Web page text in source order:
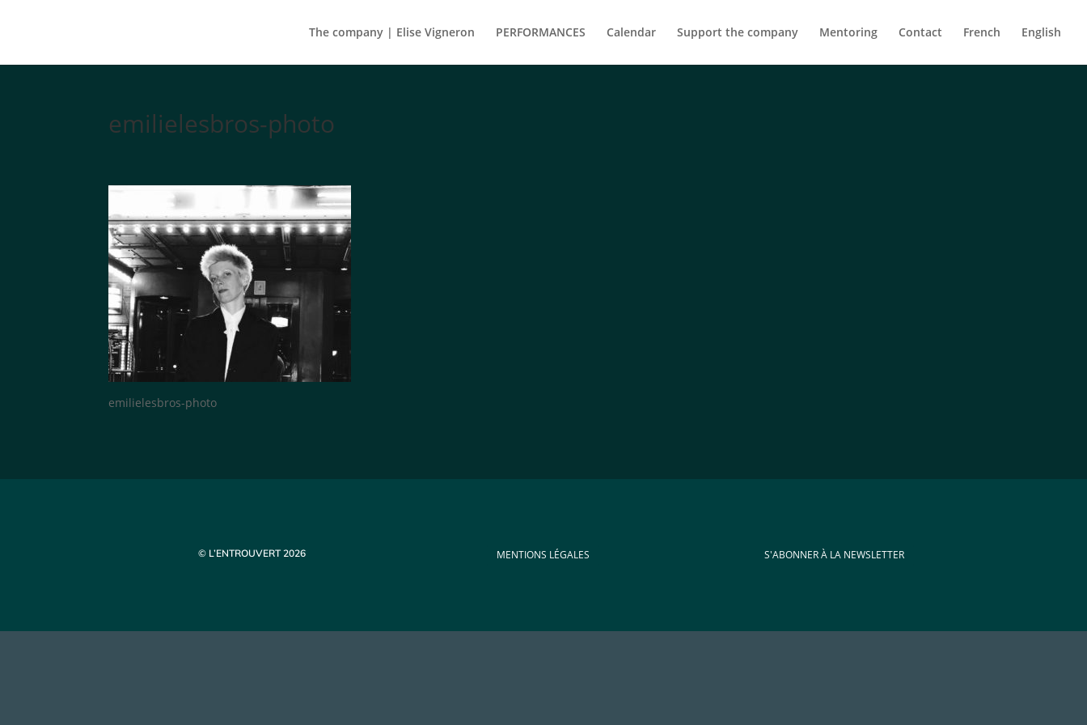
The company | Elise Vigneron PERFORMANCES Calendar Support the company Mentoring Contact French English
emilielesbros-photo
emilielesbros-photo
© L’ENTROUVERT 2026 MENTIONS LÉGALES S'ABONNER À LA NEWSLETTER